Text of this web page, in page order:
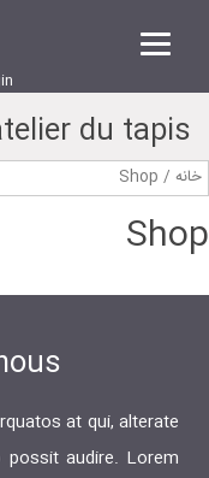
du tapis
خانه / Shop
Shop
at qui, alterate
audire. Lorem